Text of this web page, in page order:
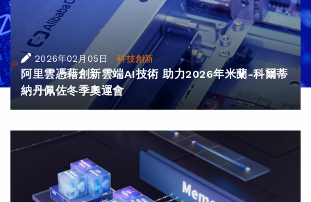
2026年02月05日 |科技創新
阿里雲憑藉創新雲端AI技術 助力2026年米蘭-科爾蒂
納丹佩佐冬季奧運會